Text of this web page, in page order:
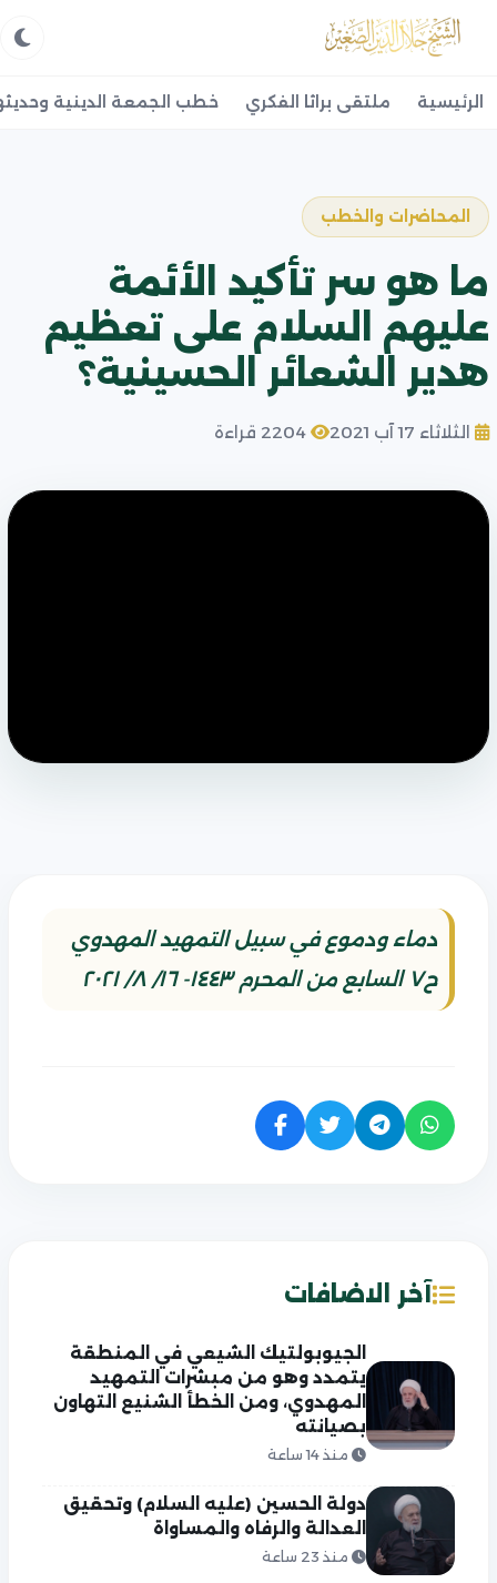
الرئيسية ملتقى براثا الفكري خطب الجمعة الدينية
المحاضرات والخطب
ما هو سر تأكيد الأئمة
عليهم السلام على تعظيم
هدير الشعائر الحسينية؟
الثلاثاء 17 آب 2021
دماء ودموع في سبيل التمهيد المهدوي
ح٧ السابع من المحرم ١٤٤٣- ١٦/ ٨/ ٢٠٢١
آخر الاضافات
الجيوبولتيك الشيعي في المنطقة
يتمدد وهو من مبشرات التمهيد
المهدوي، ومن الخطأ الشنيع التهاون
بصيانته
منذ 14 ساعة
دولة الحسين (عليه السلام) وتحقيق
العدالة والرفاه والمساواة
منذ 23 ساعة